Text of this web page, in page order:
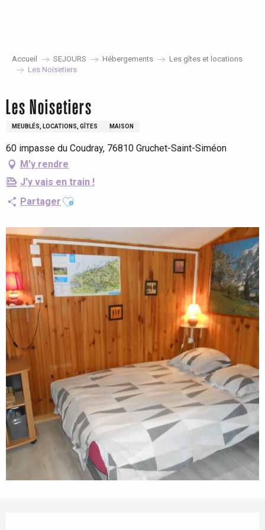
Accueil SEJOURS Hébergements
Les gîtes et locations
Les Noisetiers
Les Noisetiers
MEUBLÉS, LOCATIONS, GÎTES MAISON
60 impasse du Coudray, 76810 Gruchet-Saint-Siméon
M'y rendre
J'y vais en train !
Partager Ajouter aux favoris